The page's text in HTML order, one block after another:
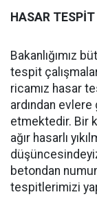
HASAR TESPİT
Bakanlığımız
tespit
ricamız hasar
ardından
etmektedir. Bir
ağır hasarlı
betondan
tespitlerimizi